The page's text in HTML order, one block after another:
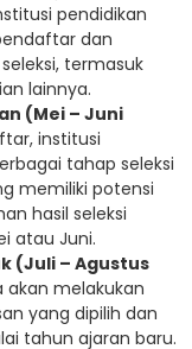
pendidikan
dan
termasuk
lainnya.
(Mei – Juni
institusi
tahap seleksi
memiliki potensi
hasil seleksi
atau Juni.
(Juli – Agustus
akan melakukan
yang dipilih dan
tahun ajaran baru.